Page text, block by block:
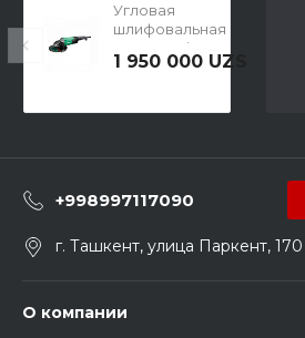
Угловая
шлифовальная
машина HiKOKI
g23ste6z
1 950 000 UZS
+998997117090
г. Ташкент, улица Паркент, 170
О компании